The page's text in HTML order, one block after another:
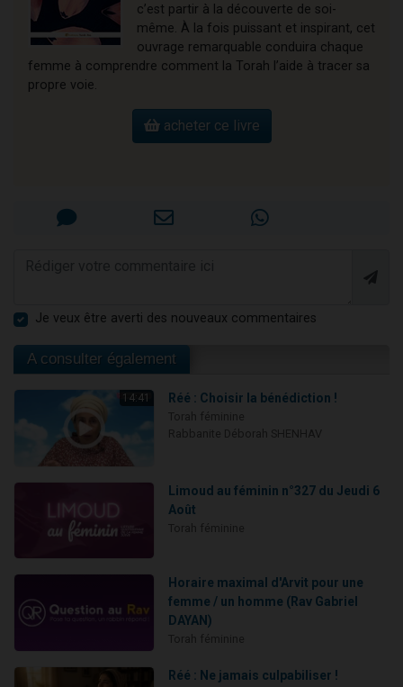
c’est partir à la découverte de soi-
même. À la fois puissant et inspirant, cet
ouvrage remarquable conduira chaque
femme à comprendre comment la Torah l’aide à tracer sa
propre voie.
acheter ce livre
Je veux être averti des nouveaux commentaires
A consulter également
14:41 Réé : Choisir la bénédiction !
Limoud au féminin n°327 du Jeudi 6
Août
Horaire maximal d'Arvit pour une
femme / un homme (Rav Gabriel
DAYAN)
Réé : Ne jamais culpabiliser !